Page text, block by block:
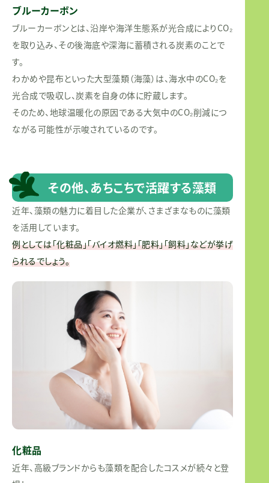
ブルーカーボン
ブルーカーボンとは、沿岸や海洋生態系が光合成によりCO₂
を取り込み、その後海底や深海に蓄積される炭素のことで
す。
わかめや昆布といった大型藻類（海藻）は、海水中のCO₂を
光合成で吸収し、炭素を自身の体に貯蔵します。
そのため、地球温暖化の原因である大気中のCO₂削減につ
ながる可能性が示唆されているのです。
その他、あちこちで活躍する藻類
近年、藻類の魅力に着目した企業が、さまざまなものに藻類
を活用しています。
例としては「化粧品」「バイオ燃料」「肥料」「飼料」などが挙げ
られるでしょう。
化粧品
近年、高級ブランドからも藻類を配合したコスメが続々と登